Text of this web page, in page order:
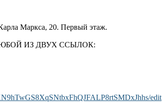
Маркса, 20. Первый этаж.
ИЗ ДВУХ ССЫЛОК:
edit